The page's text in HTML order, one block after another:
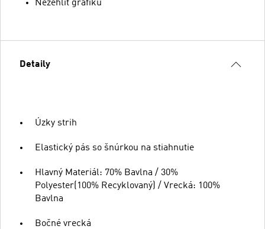
Nežehliť grafiku
Detaily
Úzky strih
Elastický pás so šnúrkou na stiahnutie
Hlavný Materiál: 70% Bavlna / 30%
Polyester(100% Recyklovaný) / Vrecká: 100%
Bavlna
Bočné vrecká